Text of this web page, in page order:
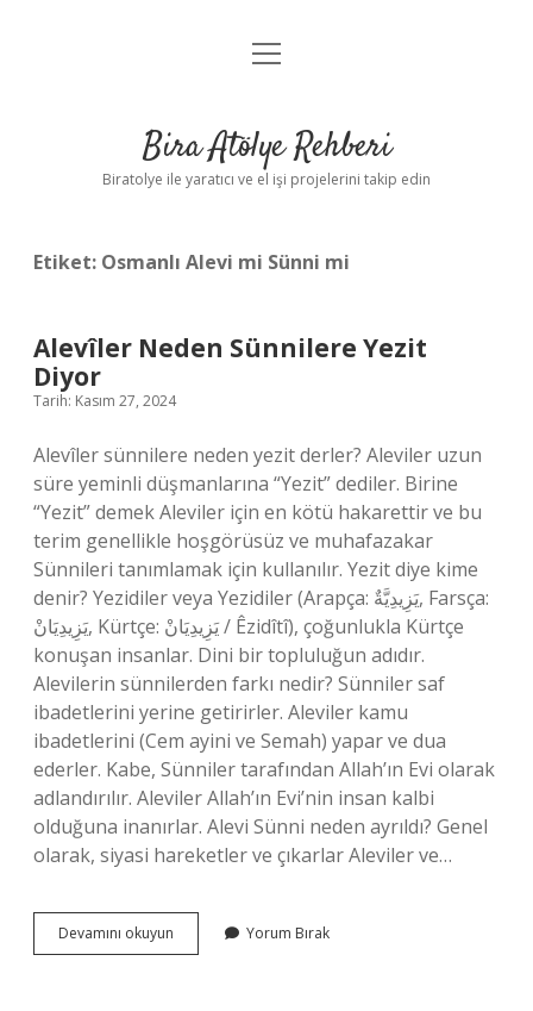
Anasayfa
Yasal Uyarı
menüyü
Bira Atölye Rehberi
Biratolye ile yaratıcı ve el işi projelerini takip edin
Etiket: Osmanlı Alevi mi Sünni mi
Alevîler Neden Sünnilere Yezit
Diyor
Tarih: Kasım 27, 2024
Alevîler sünnilere neden yezit derler? Aleviler uzun
süre yeminli düşmanlarına “Yezit” dediler. Birine
“Yezit” demek Aleviler için en kötü hakarettir ve bu
terim genellikle hoşgörüsüz ve muhafazakar
Sünnileri tanımlamak için kullanılır. Yezit diye kime
denir? Yezidiler veya Yezidiler (Arapça: يَزِيدِيَّةٌ, Farsça:
یَزِیدِیَانْ, Kürtçe: یَزِیدِیَانْ / Êzidîtî), çoğunlukla Kürtçe
konuşan insanlar. Dini bir topluluğun adıdır.
Alevilerin sünnilerden farkı nedir? Sünniler saf
ibadetlerini yerine getirirler. Aleviler kamu
ibadetlerini (Cem ayini ve Semah) yapar ve dua
ederler. Kabe, Sünniler tarafından Allah’ın Evi olarak
adlandırılır. Aleviler Allah’ın Evi’nin insan kalbi
olduğuna inanırlar. Alevi Sünni neden ayrıldı? Genel
olarak, siyasi hareketler ve çıkarlar Aleviler ve…
Devamını okuyun
Neden
Yorum Bırak